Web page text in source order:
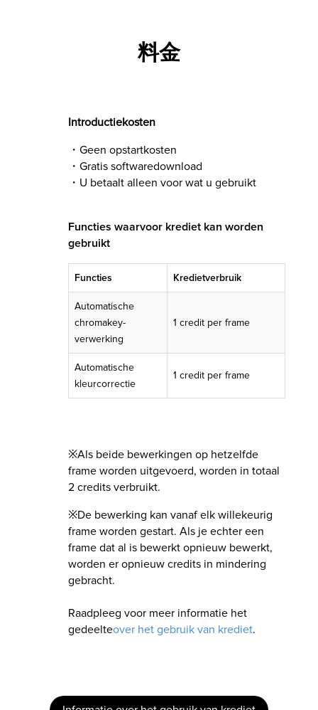
料金
Introductiekosten
・ Geen opstartkosten
・Gratis softwaredownload
・U betaalt alleen voor wat u gebruikt
Functies waarvoor krediet kan worden
gebruikt
Functies Kredietverbruik
Automatische
chromakey-
verwerking
1 credit per frame
Automatische
kleurcorrectie
1 credit per frame
※Als beide bewerkingen op hetzelfde
frame worden uitgevoerd, worden in totaal
2 credits verbruikt.
※De bewerking kan vanaf elk willekeurig
frame worden gestart. Als je echter een
frame dat al is bewerkt opnieuw bewerkt,
worden er opnieuw credits in mindering
gebracht.
Raadpleeg voor meer informatie het
gedeelteover het gebruik van krediet.